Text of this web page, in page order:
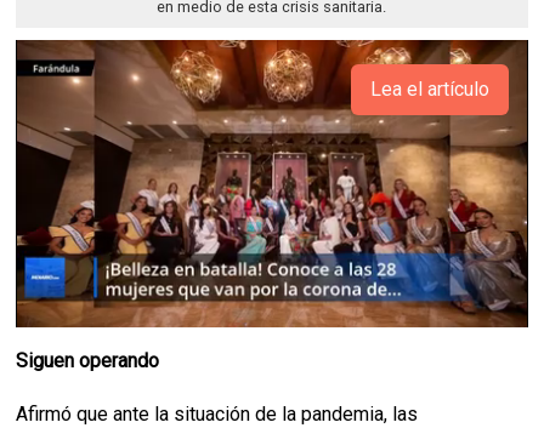
en medio de esta crisis sanitaria.
Lea el artículo
Siguen operando
Afirmó que ante la situación de la pandemia, las